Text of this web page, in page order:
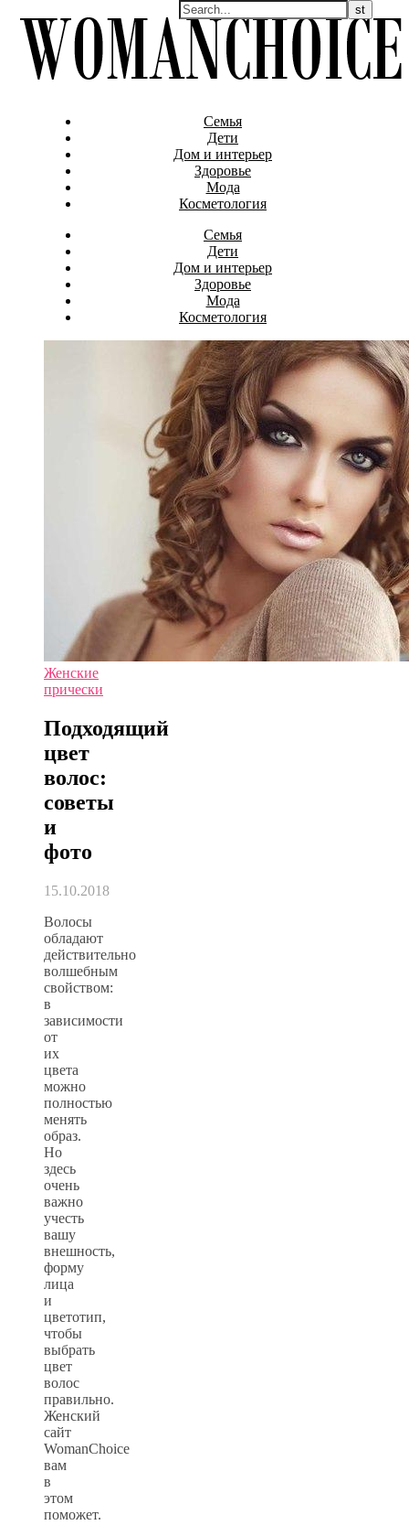
Семья
Дети
Дом и интерьер
Здоровье
Мода
Косметология
Семья
Дети
Дом и интерьер
Здоровье
Мода
Косметология
Женские
прически
Подходящий
цвет
волос:
советы
и
фото
15.10.2018
Волосы
обладают
действительно
волшебным
свойством:
в
зависимости
от
их
цвета
можно
полностью
менять
образ.
Но
здесь
очень
важно
учесть
вашу
внешность,
форму
лица
и
цветотип,
чтобы
выбрать
цвет
волос
правильно.
Женский
сайт
WomanChoice
вам
в
этом
поможет.